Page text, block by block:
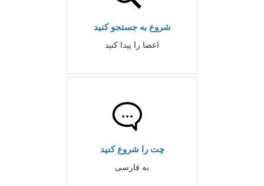
شروع به جستجو کنید
اعضا را پیدا کنید
چت را شروع کنید
به فارسی